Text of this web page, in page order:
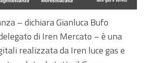
– dichiara Gianluca Bufo
di Iren Mercato – è una
realizzata da Iren luce gas e